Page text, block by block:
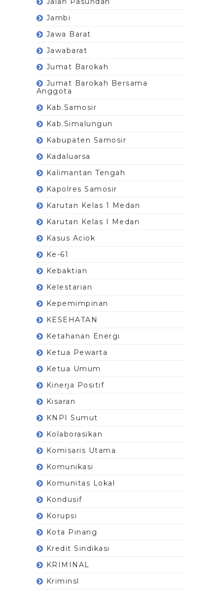
Jambi
Jawa Barat
Jawabarat
Jumat Barokah
Jumat Barokah Bersama
Anggota
Kab.Samosir
Kab.Simalungun
Kabupaten Samosir
Kadaluarsa
Kalimantan Tengah
Kapolres Samosir
Karutan Kelas 1 Medan
Karutan Kelas I Medan
Kasus Aciok
Ke-61
Kebaktian
Kelestarian
Kepemimpinan
KESEHATAN
Ketahanan Energi
Ketua Pewarta
Ketua Umum
Kinerja Positif
Kisaran
KNPI Sumut
Kolaborasikan
Komisaris Utama
Komunikasi
Komunitas Lokal
Kondusif
Korupsi
Kota Pinang
Kredit Sindikasi
KRIMINAL
Kriminsl